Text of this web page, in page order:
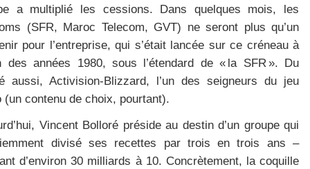
a multiplié les cessions. Dans quelques mois, les
(SFR, Maroc Telecom, GVT) ne seront plus qu’un
pour l’entreprise, qui s’était lancée sur ce créneau à
des années 1980, sous l’étendard de « la SFR ». Du
aussi, Activision-Blizzard, l’un des seigneurs du jeu
(un contenu de choix, pourtant).
Vincent Bolloré préside au destin d’un groupe qui
divisé ses recettes par trois en trois ans –
d’environ 30 milliards à 10. Concrètement, la coquille